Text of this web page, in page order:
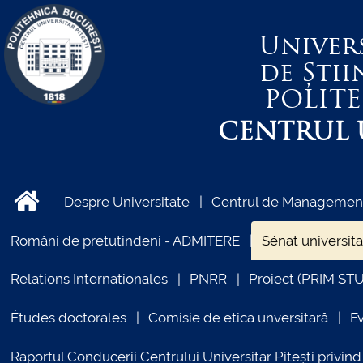
de
CENTRUL
Despre Universitate Centrul de
Români de pretutindeni - ADMITERE Sénat
Relations Internationales PNRR Proiect (PRIM
Études doctorales Comisie de etica unversitară
Raportul Conducerii Centrului Universitar Pitești